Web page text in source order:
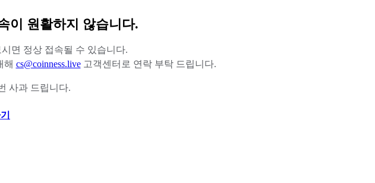
이 원활하지 않습니다.
면 정상 접속될 수 있습니다.
해 cs@coinness.live 고객센터로 연락 부탁 드립니다.
사과 드립니다.